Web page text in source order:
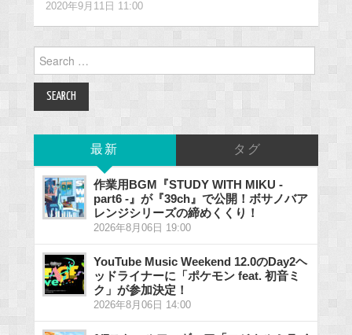
2020年9月11日 11:00
Search
for:
最新 タグ
作業用BGM『STUDY WITH MIKU -
part6 -』が『39ch』で公開！ボサノバア
レンジシリーズの締めくくり！
2026年8月06日 19:00
YouTube Music Weekend 12.0のDay2ヘ
ッドライナーに「ポケモン feat. 初音ミ
ク」が参加決定！
2026年8月06日 14:00